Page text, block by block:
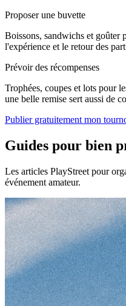
Proposer une buvette
Boissons, sandwichs et goûter
l'expérience et le retour des
Prévoir des récompenses
Trophées, coupes et lots pour
une belle remise sert aussi de
Publier gratuitement mon
Guides pour bien
Les articles PlayStreet pour
événement amateur.